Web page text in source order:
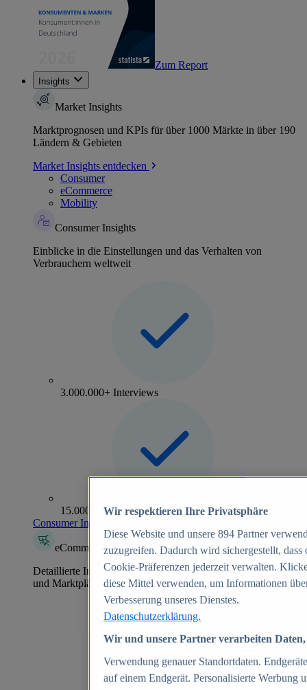
Zum Report
Insights
Market Insights
Marktprognosen und KPIs für über 1000 Märkte in über 190
Ländern & Gebieten
Market Insights entdecken
Consumer
eCommerce
Mobility
Consumer Insights
Einblicke in die Einstellungen und das Verhalten von
Verbrauchern weltweit
3.000.000+ Interviews
15.000+ Marken
Consumer Insights entdecken
eCommerce Insights
Detaillierte Informationen zu mehr als 39.000 Online-Shops
und Marktplätzen
Wir respektieren Ihre Privatsphäre
Diese Website und unsere 894 Partner
zuzugreifen. Dadurch wird sichergestellt,
Cookie-Präferenzen jederzeit verwalten.
diese Mittel verwenden, um Informationen
Verbesserung unseres Dienstes.
Datenschutzerklärung.
Wir und unsere Partner verarbeiten
Verwendung genauer Standortdaten.
auf einem Endgerät. Personalisierte Werbung